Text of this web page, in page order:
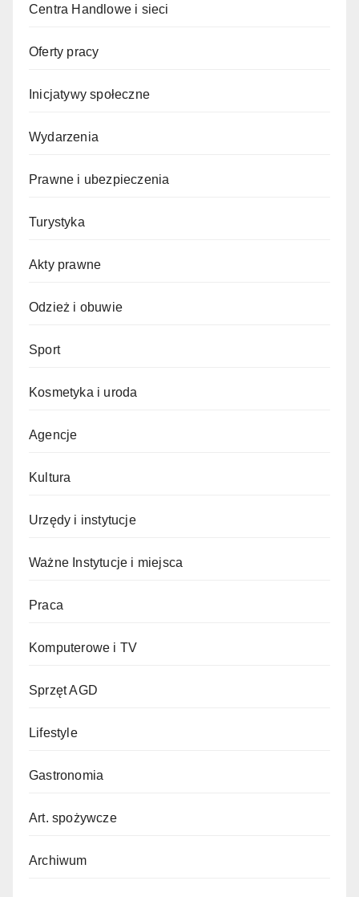
Centra Handlowe i sieci
Oferty pracy
Inicjatywy społeczne
Wydarzenia
Prawne i ubezpieczenia
Turystyka
Akty prawne
Odzież i obuwie
Sport
Kosmetyka i uroda
Agencje
Kultura
Urzędy i instytucje
Ważne Instytucje i miejsca
Praca
Komputerowe i TV
Sprzęt AGD
Lifestyle
Gastronomia
Art. spożywcze
Archiwum